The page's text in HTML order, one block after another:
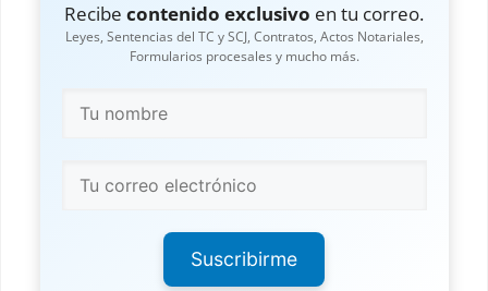
Informativo Testimonial
Inscripción en Falsedad
Intervención Voluntaria
Liquidación de Daños y Perjuicios
Litispendencia y Conexidad
Recibe contenido exclusivo en tu correo.
Leyes, Sentencias del TC y SCJ, Contratos, Actos Notariales,
Formularios procesales y mucho más.
Suscribirme